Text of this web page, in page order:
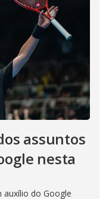
assuntos
nesta
do Google